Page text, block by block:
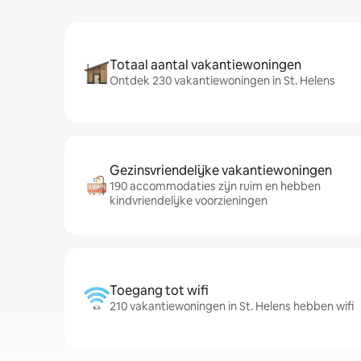
Totaal aantal vakantiewoningen
Ontdek 230 vakantiewoningen in St. Helens
Gezinsvriendelijke vakantiewoningen
190 accommodaties zijn ruim en hebben
kindvriendelijke voorzieningen
Toegang tot wifi
210 vakantiewoningen in St. Helens hebben wifi